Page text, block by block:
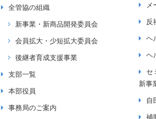
全管協の組織
新事業・新商品開発委員会
会員拡大・少短拡大委員会
後継者育成支援事業
支部一覧
本部役員
事務局のご案内
反
ヘ
ヘ
セ
新事
自
補